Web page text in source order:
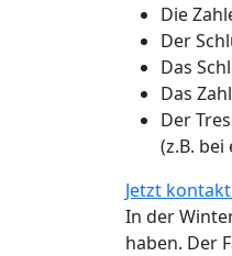
Die
Der
Das
Das
Der
(z.B.
Jetzt
In der
haben. Der